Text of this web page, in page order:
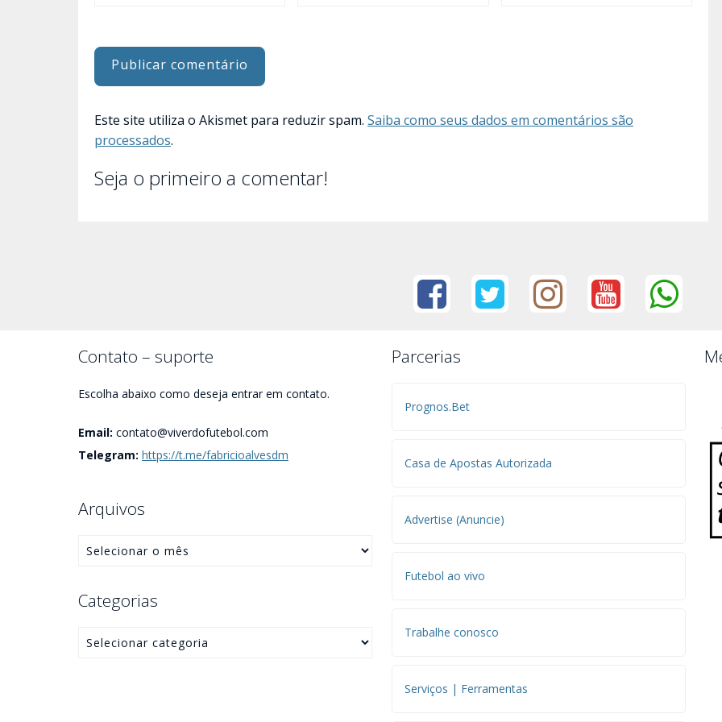
Este site utiliza o Akismet para reduzir spam. Saiba como seus dados em comentários são
processados.
Seja o primeiro a comentar!
Contato – suporte
Escolha abaixo como deseja entrar em contato.
Email: contato@viverdofutebol.com
Telegram: https://t.me/fabricioalvesdm
Arquivos
Categorias
Parcerias
Prognos.Bet
Casa de Apostas Autorizada
Advertise (Anuncie)
Futebol ao vivo
Trabalhe conosco
Serviços | Ferramentas